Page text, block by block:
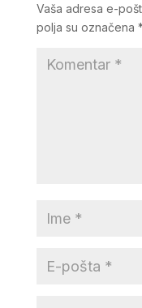
Vaša adresa e-
polja su označena *